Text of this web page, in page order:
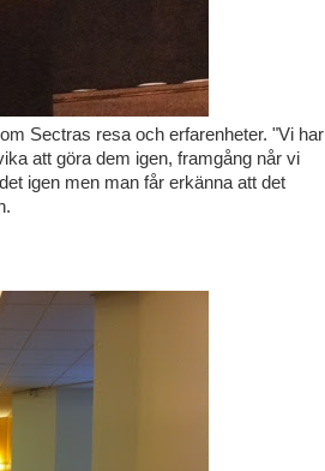
Sectras resa och erfarenheter. "Vi har
att göra dem igen, framgång når vi
igen men man får erkänna att det